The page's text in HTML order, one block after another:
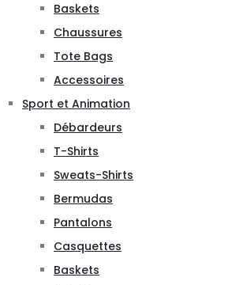
Baskets
Chaussures
Tote Bags
Accessoires
Sport et Animation
Débardeurs
T-Shirts
Sweats-Shirts
Bermudas
Pantalons
Casquettes
Baskets